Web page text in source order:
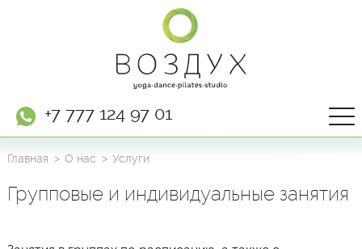
+7 777 124 97 01
Главная О нас Услуги
Групповые и индивидуальные занятия